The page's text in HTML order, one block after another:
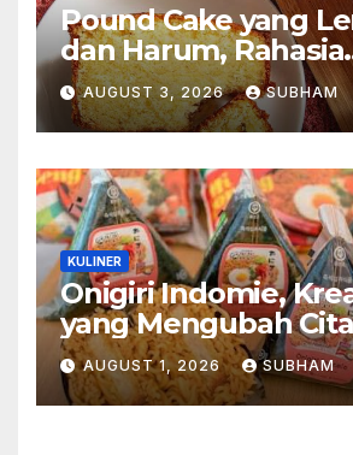
Pound Cake yang
dan Harum, Rahasia
Kelezatan Kue
Tak Pernah
Pesona
AUGUST 3, 2026 SUBHAM
KULINER
Onigiri Indomie,
yang Mengubah
Favorit Menjadi
Kekinian
AUGUST 1, 2026 SUBHAM